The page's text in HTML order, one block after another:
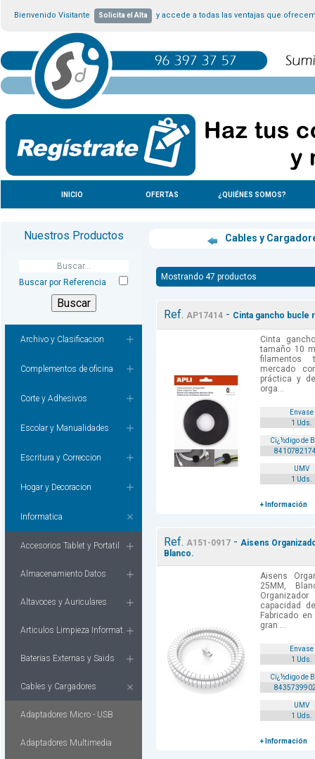
Bienvenido Visitante Solicita el Alta y accede a todas las ventajas que
INICIO OFERTAS ¿QUIÉNES SOMOS?
Nuestros Productos
Buscar por Referencia
Archivo y Clasificacion
Complementos de oficina
Corte y Adhesivos
Escolar y Manualidades
Escritura y Correccion
Hogar y Decoracion
Informatica
Accesorios Tablet y Portatil
Almacenamiento Datos
Altavoces y Auriculares
Articulos Limpieza Informat.
Baterias Externas y Saids
Cables y Cargadores
Adaptadores Micro - USB
Adaptadores Multimedia
Cables y
Mostrando 47 productos
Ref. AP17414 - Cinta gancho bucle
Cinta
tamaño 10
filamentos
mercado
práctica y
orga...
Envase
1 Uds.
Cï¿½digo de
UMV
1 Uds.
+ Información
Ref. A151-0917 - Aisens
Blanco.
Aisens
25MM,
capacidad
Fabricado
gran ...
Envase
1 Uds.
Cï¿½digo de
UMV
1 Uds.
+ Información